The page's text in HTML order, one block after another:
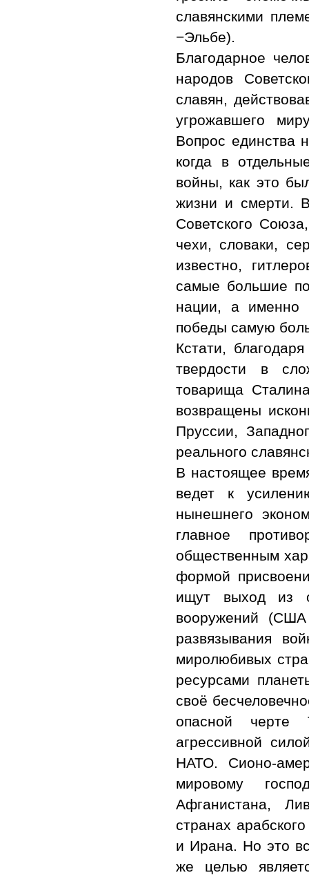
славянскими
−Эльбе).
Благодарное
народов
славян,
угрожавшего
Вопрос единства
когда в
войны, как это
жизни и смерти.
Советского
чехи, словаки,
известно,
самые большие
нации, а именно
победы самую
Кстати,
твердости в
товарища
возвращены
Пруссии,
реального
В настоящее
ведет к
нынешнего
главное
общественным
формой
ищут выход из
вооружений
развязывания
миролю­бивых
ре­сурсами
своё
опасной черте
агрессивной
НАТО. Сионо-
мировому
Афганистана,
странах
и Ирана. Но это
же целью